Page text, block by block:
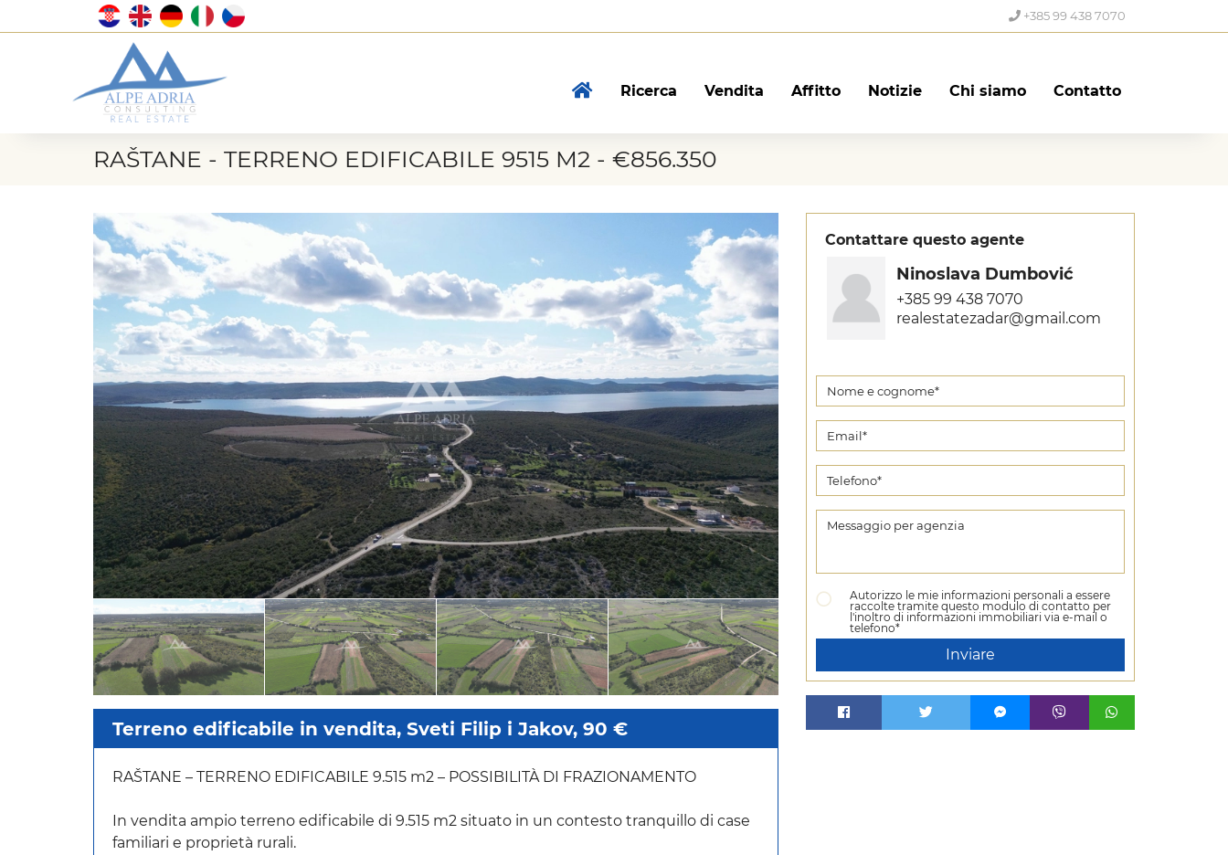
+385 99 438 7070
Ricerca Vendita Affitto Notizie Chi siamo Contatto
RAŠTANE - TERRENO EDIFICABILE 9515 M2 - €856.350
Terreno edificabile in vendita, Sveti Filip i Jakov, 90 €
RAŠTANE – TERRENO EDIFICABILE 9.515 m2 – POSSIBILITÀ DI FRAZIONAMENTO
In vendita ampio terreno edificabile di 9.515 m2 situato in un contesto tranquillo di case
familiari e proprietà rurali.
Contattare questo agente
Ninoslava Dumbović
+385 99 438 7070
realestatezadar@gmail.com
Autorizzo le mie informazioni personali a essere
raccolte tramite questo modulo di contatto per
l'inoltro di informazioni immobiliari via e-mail o
telefono*
Inviare